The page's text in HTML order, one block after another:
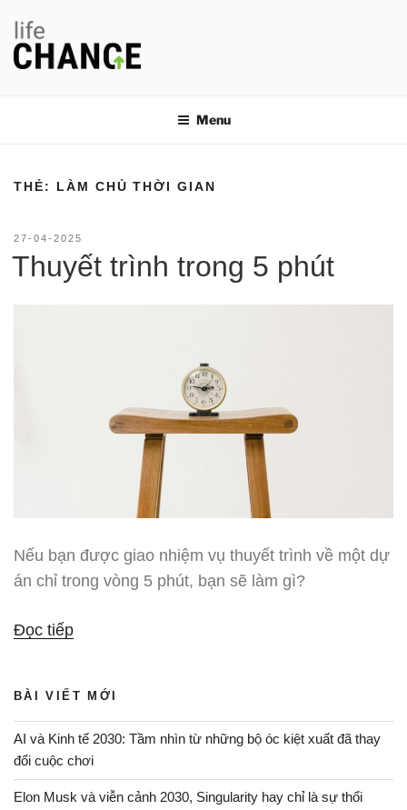
phần
Menu
THẺ: LÀM CHỦ THỜI GIAN
ĐĂNG
TRONG
27-04-2025
Thuyết trình trong 5 phút
Nếu bạn được giao nhiệm vụ thuyết trình về một dự
án chỉ trong vòng 5 phút, bạn sẽ làm gì?
Đọc tiếp“Thuyết
phút”
BÀI VIẾT MỚI
AI và Kinh tế 2030: Tầm nhìn từ những bộ óc kiệt xuất đã thay
đổi cuộc chơi
Elon Musk và viễn cảnh 2030, Singularity hay chỉ là sự thổi